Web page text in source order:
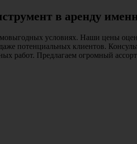
в аренду
условиях. Наши цены
потенциальных клиентов.
работ. Предлагаем огромный